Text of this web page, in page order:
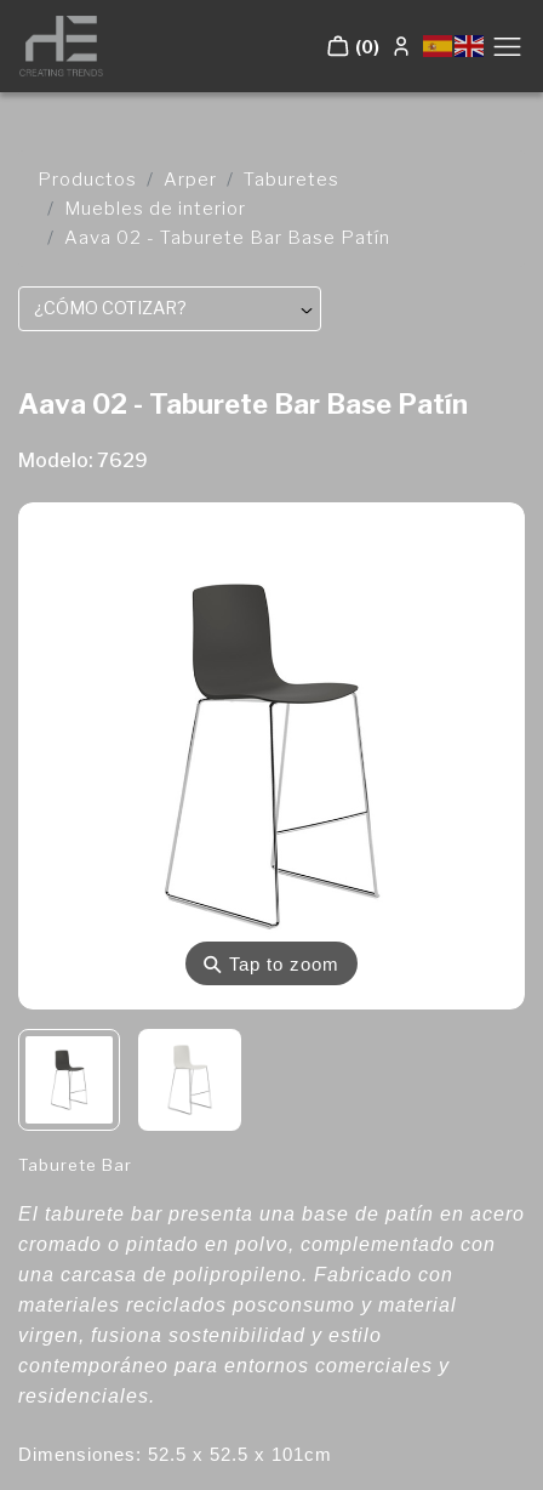
(0)
Productos Arper
Taburetes
Muebles de interior
Aava 02 - Taburete Bar Base Patín
¿CÓMO COTIZAR?
Aava 02 - Taburete Bar Base Patín
Modelo: 7629
⚲Tap to zoom
Taburete Bar
El taburete bar presenta una base de patín en acero
cromado o pintado en polvo, complementado con
una carcasa de polipropileno. Fabricado con
materiales reciclados posconsumo y material
virgen, fusiona sostenibilidad y estilo
contemporáneo para entornos comerciales y
residenciales.
Dimensiones: 52.5 x 52.5 x 101cm